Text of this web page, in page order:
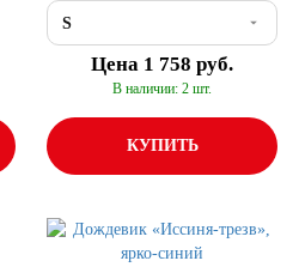
Цена 1 758 руб.
В наличии: 2 шт.
КУПИТЬ